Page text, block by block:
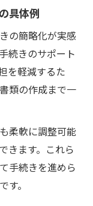
具体例
の簡略化が実感
続きのサポート
を軽減するた
類の作成まで一
柔軟に調整可能
きます。これら
手続きを進めら
。